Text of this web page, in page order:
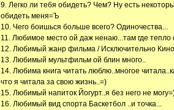
9. Легко ли тебя обидеть? Чем? Ну есть
обидеть меня=Ъ
10. Чего боишься больше всего? Одиночества...
11. Любимое место ой даж ненаю...там где тепло
12. Любимый жанр фильма / Исключительно
13. Любимый мультфильм ой блин много..
14. Любима книга читать люблю..многое
что я читала за свою жизнь..=)
15. Любимый напиток Йогурт..я без него не
16. Любимый вид спорта Баскетбол ..и точка...